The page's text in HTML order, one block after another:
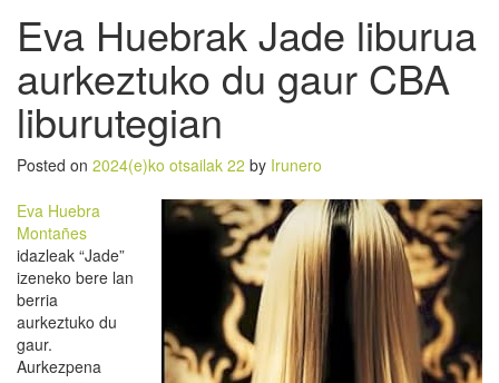
Eva Huebrak Jade liburua
aurkeztuko du gaur CBA
liburutegian
Posted on 2024(e)ko otsailak 22 by Irunero
Eva Huebra
Montañes
idazleak “Jade”
izeneko bere lan
berria
aurkeztuko du
gaur.
Aurkezpena